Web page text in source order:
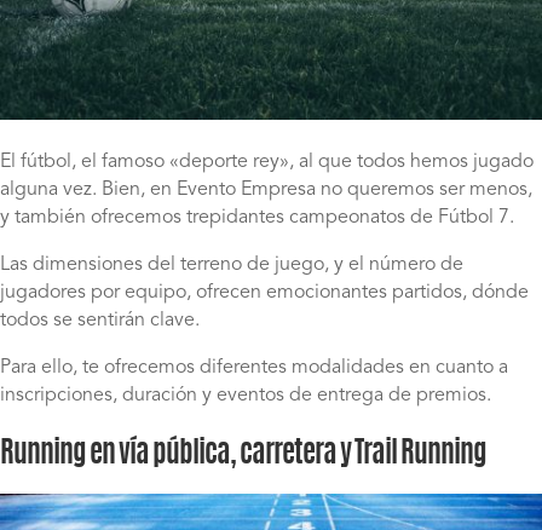
El fútbol, el famoso «deporte rey», al que todos hemos jugado
alguna vez. Bien, en Evento Empresa no queremos ser menos,
y también ofrecemos trepidantes campeonatos de Fútbol 7.
Las dimensiones del terreno de juego, y el número de
jugadores por equipo, ofrecen emocionantes partidos, dónde
todos se sentirán clave.
Para ello, te ofrecemos diferentes modalidades en cuanto a
inscripciones, duración y eventos de entrega de premios.
Running en vía pública, carretera y Trail Running